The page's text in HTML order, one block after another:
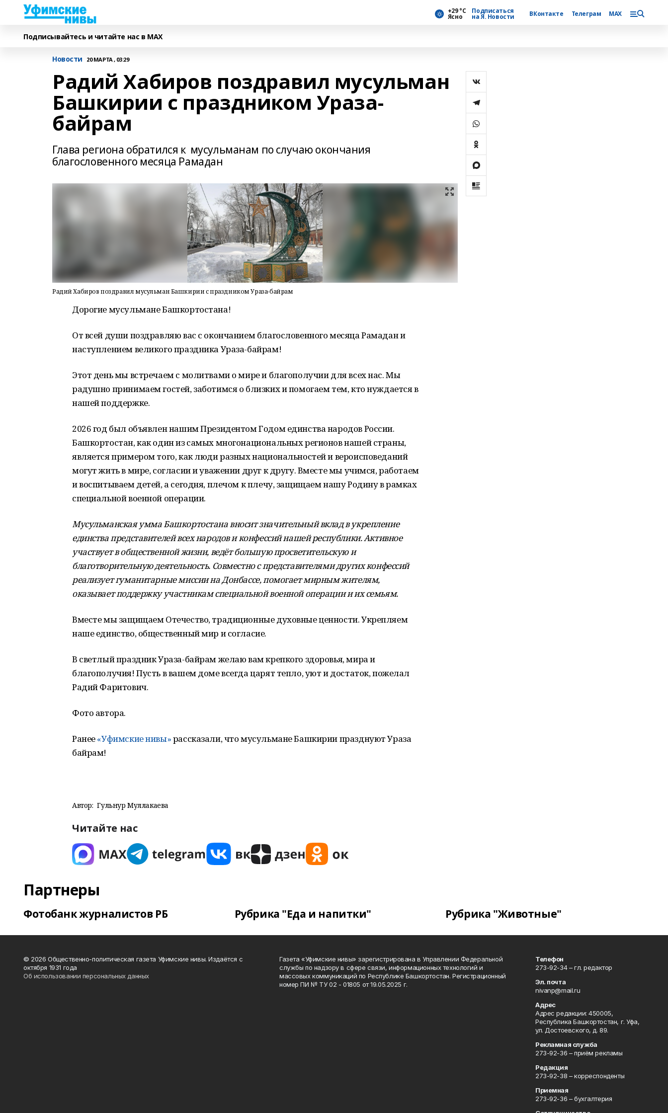
+29 °С
Ясно
Подписаться
на Я. Новости ВКонтакте Телеграм MAX
Подписывайтесь и читайте нас в MAX
Новости 20 МАРТА , 03:29
Радий Хабиров поздравил мусульман
Башкирии с праздником Ураза-
байрам
Глава региона обратился к мусульманам по случаю окончания
благословенного месяца Рамадан
Радий Хабиров поздравил мусульман Башкирии с праздником Ураза-байрам
Дорогие мусульмане Башкортостана!
От всей души поздравляю вас с окончанием благословенного месяца Рамадан и
наступлением великого праздника Ураза-байрам!
Этот день мы встречаем с молитвами о мире и благополучии для всех нас. Мы
радушно принимаем гостей, заботимся о близких и помогаем тем, кто нуждается в
нашей поддержке.
2026 год был объявлен нашим Президентом Годом единства народов России.
Башкортостан, как один из самых многонациональных регионов нашей страны,
является примером того, как люди разных национальностей и вероисповеданий
могут жить в мире, согласии и уважении друг к другу. Вместе мы учимся, работаем
и воспитываем детей, а сегодня, плечом к плечу, защищаем нашу Родину в рамках
специальной военной операции.
Мусульманская умма Башкортостана вносит значительный вклад в укрепление
единства представителей всех народов и конфессий нашей республики. Активное
участвует в общественной жизни, ведёт большую просветительскую и
благотворительную деятельность. Совместно с представителями других конфессий
реализует гуманитарные миссии на Донбассе, помогает мирным жителям,
оказывает поддержку участникам специальной военной операции и их семьям.
Вместе мы защищаем Отечество, традиционные духовные ценности. Укрепляем
наше единство, общественный мир и согласие.
В светлый праздник Ураза-байрам желаю вам крепкого здоровья, мира и
благополучия! Пусть в вашем доме всегда царят тепло, уют и достаток, пожелал
Радий Фаритович.
Фото автора.
Ранее«Уфимские нивы»рассказали, что мусульмане Башкирии празднуют Ураза
байрам!
Автор: Гульнур Муллакаева
Читайте нас
Партнеры
Фотобанк журналистов РБ Рубрика "Еда и напитки" Рубрика "Животные"
© 2026 Общественно-политическая газета Уфимские нивы. Издаётся с
октября 1931 года
Об использовании персональных данных
Газета «Уфимские нивы» зарегистрирована в Управлении Федеральной
службы по надзору в сфере связи, информационных технологий и
массовых коммуникаций по Республике Башкортостан. Регистрационный
номер ПИ № ТУ 02 - 01805 от 19.05.2025 г.
Телефон
273-92-34 – гл. редактор
Эл. почта
nivanp@mail.ru
Адрес
Адрес редакции: 450005,
Республика Башкортостан, г. Уфа,
ул. Достоевского, д. 89.
Рекламная служба
273-92-36 – приём рекламы
Редакция
273-92-38 – корреспонденты
Приемная
273-92-36 – бухгалтерия